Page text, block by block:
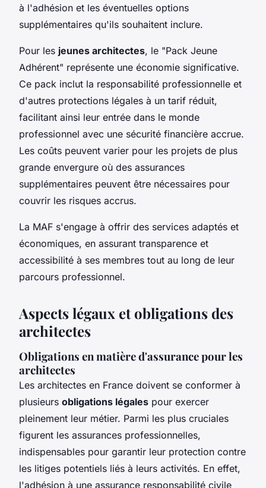
à l'adhésion et les éventuelles options
supplémentaires qu'ils souhaitent inclure.
Pour les jeunes architectes, le "Pack Jeune
Adhérent" représente une économie significative.
Ce pack inclut la responsabilité professionnelle et
d'autres protections légales à un tarif réduit,
facilitant ainsi leur entrée dans le monde
professionnel avec une sécurité financière accrue.
Les coûts peuvent varier pour les projets de plus
grande envergure où des assurances
supplémentaires peuvent être nécessaires pour
couvrir les risques accrus.
La MAF s'engage à offrir des services adaptés et
économiques, en assurant transparence et
accessibilité à ses membres tout au long de leur
parcours professionnel.
Aspects légaux et obligations des
architectes
Obligations en matière d'assurance pour les
architectes
Les architectes en France doivent se conformer à
plusieurs obligations légales pour exercer
pleinement leur métier. Parmi les plus cruciales
figurent les assurances professionnelles,
indispensables pour garantir leur protection contre
les litiges potentiels liés à leurs activités. En effet,
l'adhésion à une assurance responsabilité civile